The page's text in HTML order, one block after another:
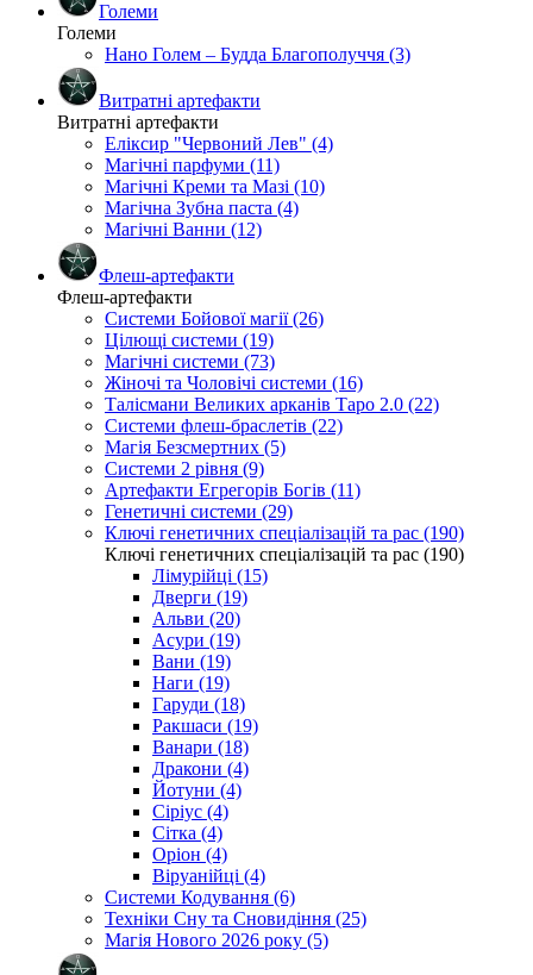
Големи
Големи
Нано Голем – Будда Благополуччя (3)
Витратні артефакти
Витратні артефакти
Еліксир "Червоний Лев" (4)
Магічні парфуми (11)
Магічні Креми та Мазі (10)
Магічна Зубна паста (4)
Магічні Ванни (12)
Флеш-артефакти
Флеш-артефакти
Системи Бойової магії (26)
Цілющі системи (19)
Магічні системи (73)
Жіночі та Чоловічі системи (16)
Талісмани Великих арканів Таро 2.0 (22)
Системи флеш-браслетів (22)
Магія Безсмертних (5)
Системи 2 рівня (9)
Артефакти Егрегорів Богів (11)
Генетичні системи (29)
Ключі генетичних спеціалізацій та рас (190)
Ключі генетичних спеціалізацій та рас (190)
Лімурійці (15)
Дверги (19)
Альви (20)
Асури (19)
Вани (19)
Наги (19)
Гаруди (18)
Ракшаси (19)
Ванари (18)
Дракони (4)
Йотуни (4)
Сіріус (4)
Сітка (4)
Оріон (4)
Віруанійці (4)
Системи Кодування (6)
Техніки Сну та Сновидіння (25)
Магія Нового 2026 року (5)